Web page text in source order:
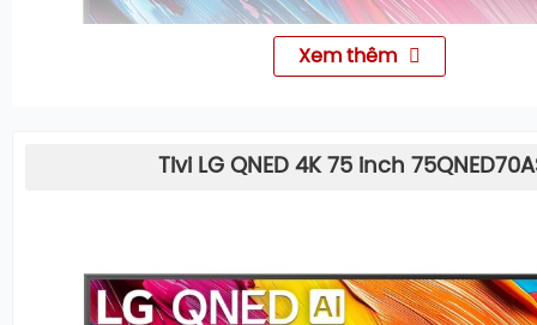
THÔNG SỐ KỸ THUẬT
Hệ điều hành
Xem thêm
Tivi LG QNED 4K 75 inch